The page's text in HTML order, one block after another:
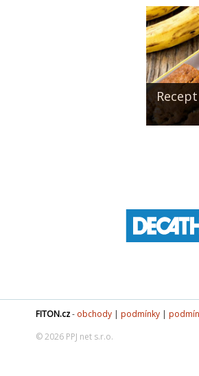
FITON.cz- obchody | podmínky |
© 2026 PPJ net s.r.o.